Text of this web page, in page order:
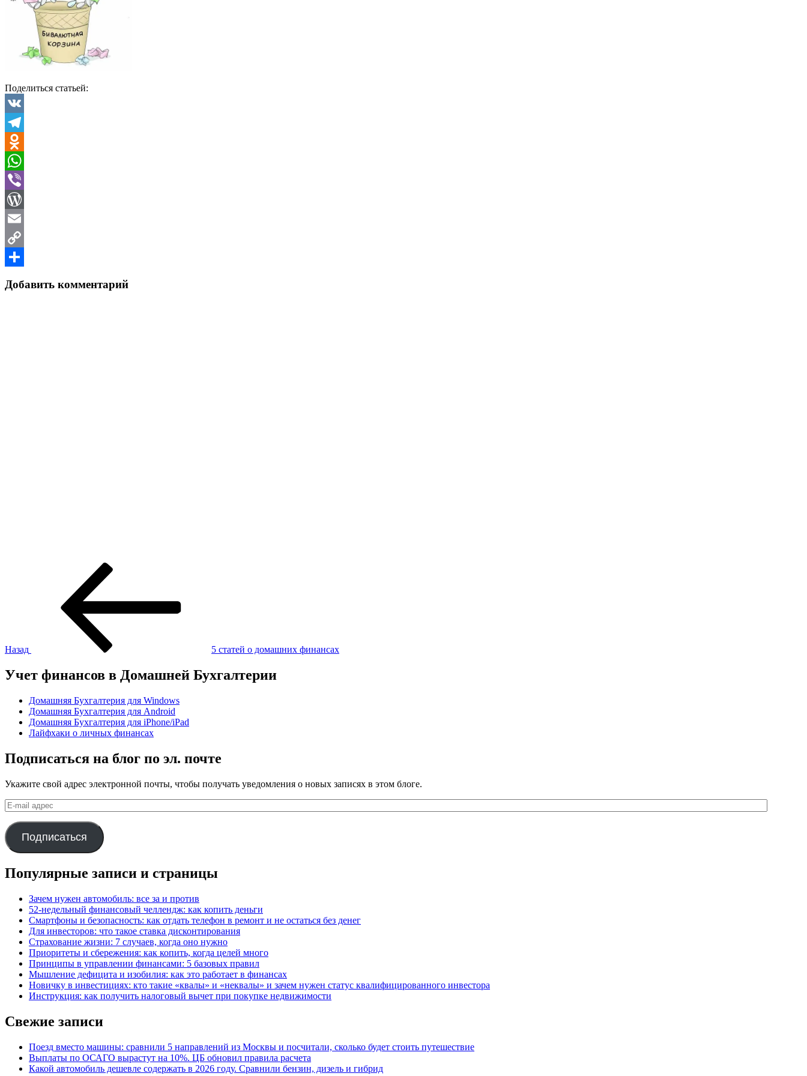
Поделиться статьей:
VK
Telegram
Odnoklassniki
WhatsApp
Viber
WordPress
Email
Copy
Добавить комментарий
Назад 5 статей о домашних финансах
Учет финансов в Домашней Бухгалтерии
Домашняя Бухгалтерия для Windows
Домашняя Бухгалтерия для Android
Домашняя Бухгалтерия для iPhone/iPad
Лайфхаки о личных финансах
Подписаться на блог по эл. почте
Укажите свой адрес электронной почты, чтобы получать уведомления о новых записях в этом блоге.
E-
mail
адрес
Подписаться
Популярные записи и страницы
Зачем нужен автомобиль: все за и против
52-недельный финансовый челлендж: как копить деньги
Смартфоны и безопасность: как отдать телефон в ремонт и не остаться без денег
Для инвесторов: что такое ставка дисконтирования
Страхование жизни: 7 случаев, когда оно нужно
Приоритеты и сбережения: как копить, когда целей много
Принципы в управлении финансами: 5 базовых правил
Мышление дефицита и изобилия: как это работает в финансах
Новичку в инвестициях: кто такие «квалы» и «неквалы» и зачем нужен статус квалифицированного инвестора
Инструкция: как получить налоговый вычет при покупке недвижимости
Свежие записи
Поезд вместо машины: сравнили 5 направлений из Москвы и посчитали, сколько будет стоить путешествие
Выплаты по ОСАГО вырастут на 10%. ЦБ обновил правила расчета
Какой автомобиль дешевле содержать в 2026 году. Сравнили бензин, дизель и гибрид